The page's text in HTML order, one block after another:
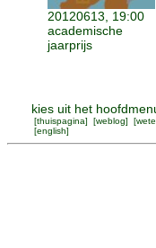
20120613, 19:00
academische
jaarprijs
kies uit het
[thuispagina] [weblog] [
[english]